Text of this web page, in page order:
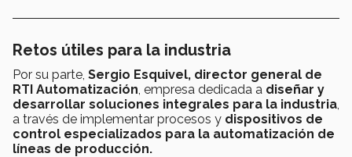
Retos útiles para la industria
Por su parte, Sergio Esquivel, director general de
RTI Automatización , empresa dedicada a diseñar y
desarrollar soluciones integrales para la industria
a través de implementar procesos y dispositivos de
control especializados para la automatización de
líneas de producción.